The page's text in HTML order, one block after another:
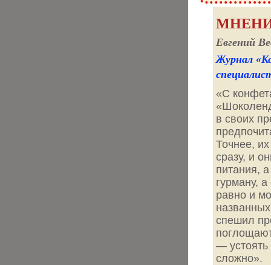
Евгений
Журнал
«С
в своих
Точнее,
сразу, и
питания,
гурману,
равно и
спешил
— устоять
сложно».